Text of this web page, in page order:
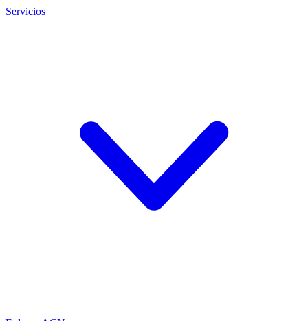
Servicios